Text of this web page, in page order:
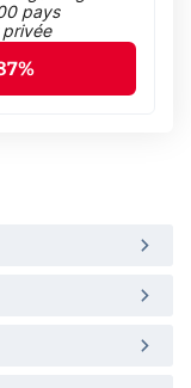
pays
privée